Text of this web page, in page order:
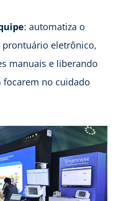
: automatiza o
eletrônico,
manuais e liberando
no cuidado